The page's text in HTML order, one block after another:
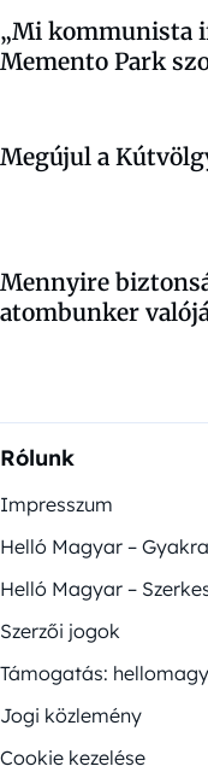
„Mi kommunista
Memento Park
Megújul a
Mennyire
atombunker
Rólunk
Impresszum
Helló Magyar –
Helló Magyar –
Szerzői jogok
Támogatás:
Jogi közlemény
Cookie kezelése